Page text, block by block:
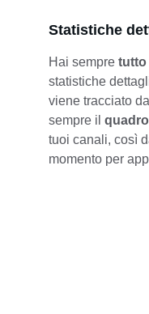
Statistiche
Hai sempre tutto
statistiche
viene tracciato
sempre il
tuoi canali, così
momento per